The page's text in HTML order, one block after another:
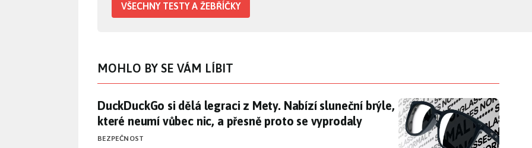
VŠECHNY TESTY A ŽEBŘÍČKY
MOHLO BY SE VÁM LÍBIT
DuckDuckGo si dělá legraci z Mety. Nabízí sluneční brýle, které neumí vůbec nic,
DuckDuckGo si dělá legraci z Mety. Nabízí sluneční brýle,
které neumí vůbec nic, a přesně proto se vyprodaly
BEZPEČNOST